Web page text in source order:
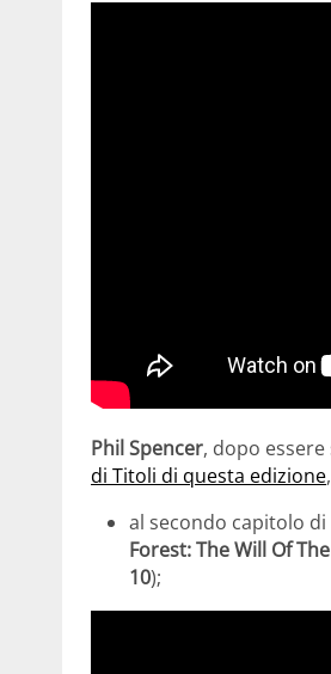
Phil Spencer, dopo
di Titoli di questa edizione
al secondo capitolo di
Forest: The Will Of
10);